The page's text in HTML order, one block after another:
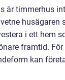
är timmerhus
husägaren
i ett hem
framtid.
kan